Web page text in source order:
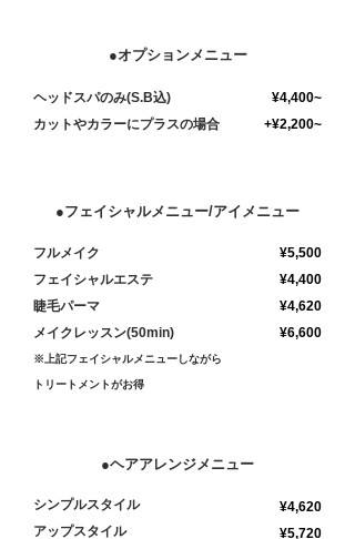
●オプションメニュー
ヘッドスパのみ(S.B込)
​カットやカラーにプラスの場合
¥4,400~
+¥2,200~
●フェイシャルメニュー/アイメニュー
フルメイク
フェイシャルエステ
睫毛パーマ
メイクレッスン(50min)
※上記フェイシャルメニューしながら
トリートメントがお得
¥5,500
¥4,400
¥4,620
¥6,600
●ヘアアレンジメニュー
シンプルスタイル
​アップスタイル
¥4,620
¥5,720